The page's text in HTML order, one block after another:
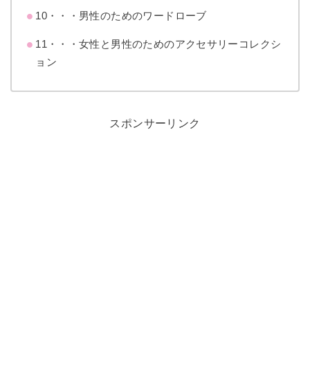
10・・・男性のためのワードローブ
11・・・女性と男性のためのアクセサリーコレクシ
ョン
スポンサーリンク